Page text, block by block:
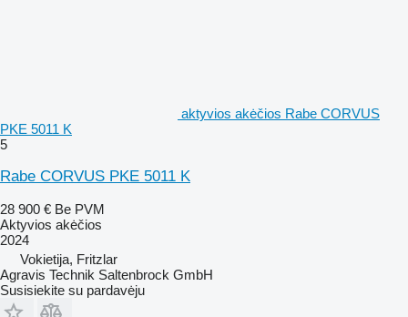
aktyvios akėčios Rabe CORVUS
PKE 5011 K
5
Rabe CORVUS PKE 5011 K
28 900 € Be PVM
Aktyvios akėčios
2024
Vokietija, Fritzlar
Agravis Technik Saltenbrock GmbH
Susisiekite su pardavėju